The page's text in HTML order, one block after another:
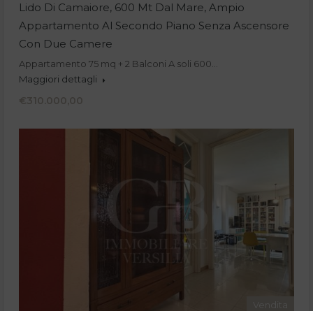
Lido Di Camaiore, 600 Mt Dal Mare, Ampio
Appartamento Al Secondo Piano Senza Ascensore
Con Due Camere
Appartamento 75 mq + 2 Balconi A soli 600…
Maggiori dettagli
€310.000,00
Vendita